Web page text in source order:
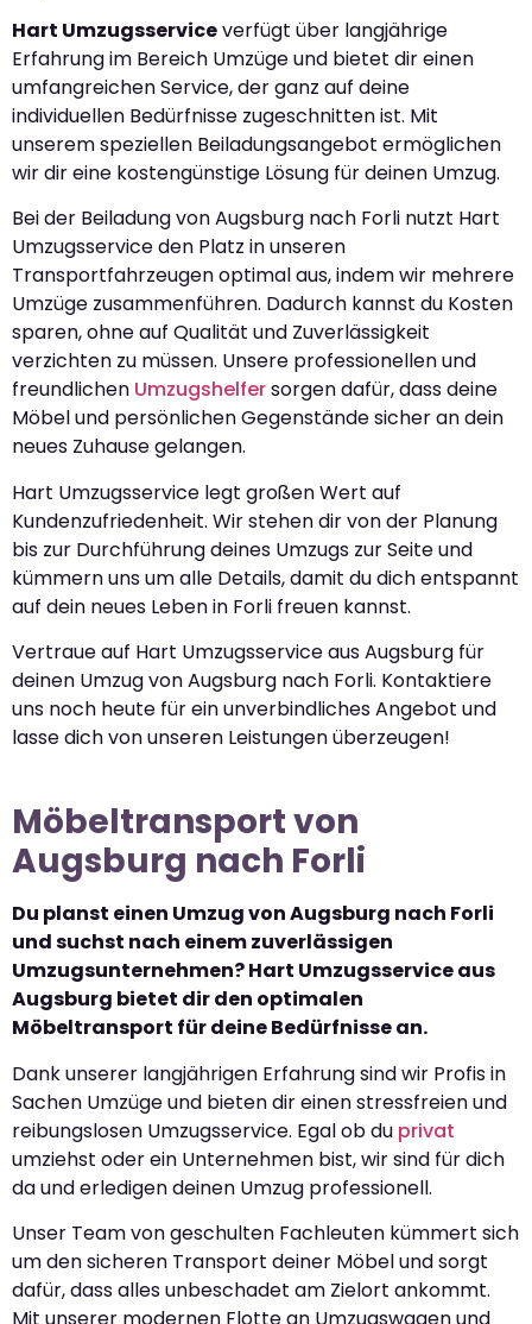
Hart Umzugsserviceverfügt über langjährige
Erfahrung im Bereich Umzüge und bietet dir einen
umfangreichen Service, der ganz auf deine
individuellen Bedürfnisse zugeschnitten ist. Mit
unserem speziellen Beiladungsangebot ermöglichen
wir dir eine kostengünstige Lösung für deinen Umzug.
Bei der Beiladung von Augsburg nach Forli nutzt Hart
Umzugsservice den Platz in unseren
Transportfahrzeugen optimal aus, indem wir mehrere
Umzüge zusammenführen. Dadurch kannst du Kosten
sparen, ohne auf Qualität und Zuverlässigkeit
verzichten zu müssen. Unsere professionellen und
freundlichen Umzugshelfersorgen dafür, dass deine
Möbel und persönlichen Gegenstände sicher an dein
neues Zuhause gelangen.
Hart Umzugsservice legt großen Wert auf
Kundenzufriedenheit. Wir stehen dir von der Planung
bis zur Durchführung deines Umzugs zur Seite und
kümmern uns um alle Details, damit du dich entspannt
auf dein neues Leben in Forli freuen kannst.
Vertraue auf Hart Umzugsservice aus Augsburg für
deinen Umzug von Augsburg nach Forli. Kontaktiere
uns noch heute für ein unverbindliches Angebot und
lasse dich von unseren Leistungen überzeugen!
Möbeltransport von
Augsburg nach Forli
Du planst einen Umzug von Augsburg nach Forli
und suchst nach einem zuverlässigen
Umzugsunternehmen? Hart Umzugsservice aus
Augsburg bietet dir den optimalen
Möbeltransport für deine Bedürfnisse an.
Dank unserer langjährigen Erfahrung sind wir Profis in
Sachen Umzüge und bieten dir einen stressfreien und
reibungslosen Umzugsservice. Egal ob du privat
umziehst oder ein Unternehmen bist, wir sind für dich
da und erledigen deinen Umzug professionell.
Unser Team von geschulten Fachleuten kümmert sich
um den sicheren Transport deiner Möbel und sorgt
dafür, dass alles unbeschadet am Zielort ankommt.